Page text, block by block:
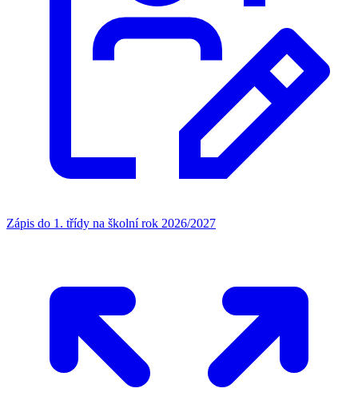
Zápis do 1. třídy na školní rok 2026/2027